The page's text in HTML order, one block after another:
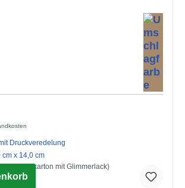
Druckveredelung
cm x 14,0 cm
(Strukturkarton mit Glimmerlack)
Munte